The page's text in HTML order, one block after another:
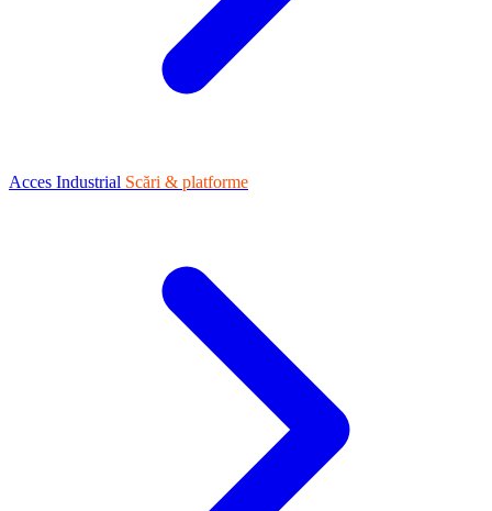
Acces Industrial Scări & platforme